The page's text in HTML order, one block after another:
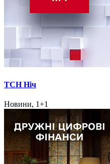
ТСН Ніч
Новини, 1+1